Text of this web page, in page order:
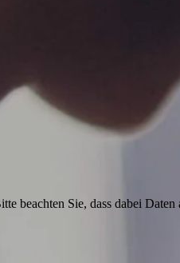
beachten Sie, dass dabei Daten